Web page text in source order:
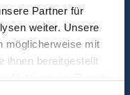
Partner für
weiter. Unsere
möglicherweise mit
ihnen bereitgestellt